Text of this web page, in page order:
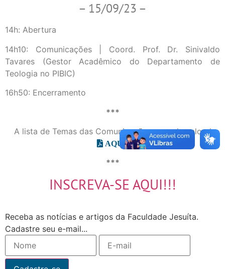
– 15/09/23 –
14h: Abertura
14h10: Comunicações | Coord. Prof. Dr. Sinivaldo
Tavares (Gestor Acadêmico do Departamento de
Teologia no PIBIC)
16h50: Encerramento
***
A lista de Temas das Comunicações para download
AQUI
***
INSCREVA-SE AQUI!!!
Receba as notícias e artigos da Faculdade Jesuíta.
Cadastre seu e-mail...